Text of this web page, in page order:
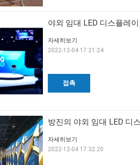
야외 임대 LED 디스플레
접촉
자세히보기
2022-12-04 17:21:24
방진의 야외 임대 LED 디
자세히보기
2022-12-04 17:32:20